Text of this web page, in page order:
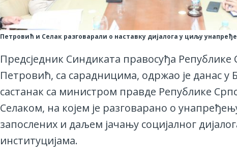
Петровић и Селак разговарали о наставку дијалога у циљу
Предсједник Синдиката правосуђа
Петровић, са сарадницима, одржао је данас у
састанак са министром правде Републике
Селаком, на којем је разговарано о
запослених и даљем јачању социјалног
институцијама.